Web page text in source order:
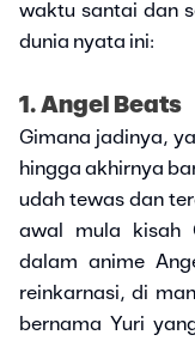
waktu santai dan
dunia nyata ini:
1. Angel Beats
Gimana jadinya,
hingga akhirnya
udah tewas dan
awal mula kisah
dalam anime
reinkarnasi, di
bernama Yuri